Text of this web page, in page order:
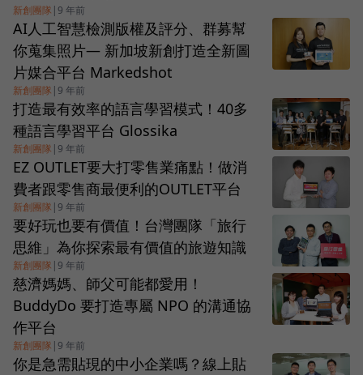
新創團隊 | 9 年前
AI人工智慧檢測版權及評分、群募幫
你蒐集照片— 新加坡新創打造全新圖
片媒合平台 Markedshot
新創團隊 | 9 年前
打造最有效率的語言學習模式！40多
種語言學習平台 Glossika
新創團隊 | 9 年前
EZ OUTLET要大打零售業痛點！做消
費者跟零售商最便利的OUTLET平台
新創團隊 | 9 年前
要好玩也要有價值！台灣團隊「旅行
思維」為你探索最有價值的旅遊知識
新創團隊 | 9 年前
慈濟媽媽、師父可能都愛用！
BuddyDo 要打造專屬 NPO 的溝通協
作平台
新創團隊 | 9 年前
你是急需貼現的中小企業嗎？線上貼